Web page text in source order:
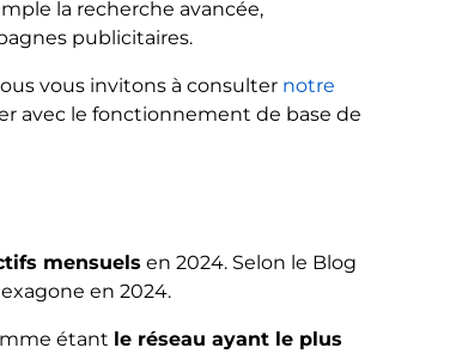
la recherche avancée,
publicitaires.
vous invitons à consulter notre
avec le fonctionnement de base de
mensuels en 2024. Selon le Blog
en 2024.
étant le réseau ayant le plus